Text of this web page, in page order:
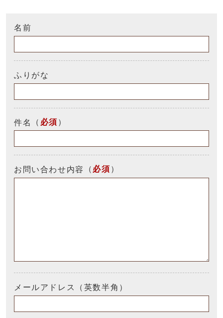
名前
ふりがな
件名 （ 必須 ）
お問い合わせ内容 （ 必須 ）
メールアドレス（英数半角）